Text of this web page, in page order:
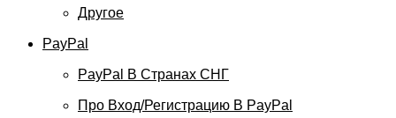
Другое
PayPal
PayPal В Странах СНГ
Про Вход/регистрацию В PayPal